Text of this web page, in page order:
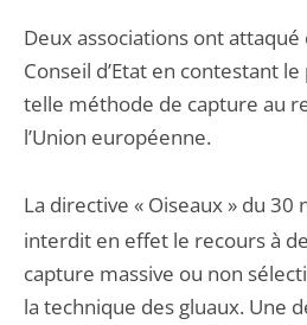
Deux associations ont
Conseil d’Etat en contestant
telle méthode de capture au
l’Union européenne.
La directive « Oiseaux » du 30
interdit en effet le recours à
capture massive ou non
la technique des gluaux. Une